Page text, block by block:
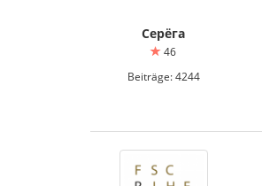
Серёга
46
Beiträge: 4244